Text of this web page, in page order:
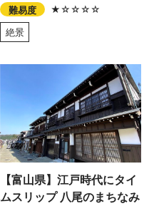
難易度
★☆☆☆☆
絶景
【富山県】江戸時代にタイ
ムスリップ 八尾のまちなみ